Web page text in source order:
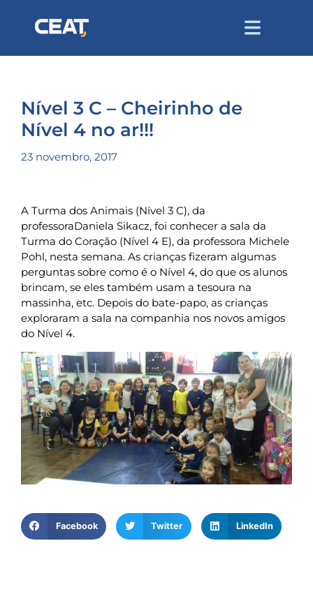
Nível 3 C – Cheirinho de
Nível 4 no ar!!!
23 novembro, 2017
A Turma dos Animais (Nível 3 C), da
professoraDaniela Sikacz, foi conhecer a sala da
Turma do Coração (Nível 4 E), da professora Michele
Pohl, nesta semana. As crianças fizeram algumas
perguntas sobre como é o Nível 4, do que os alunos
brincam, se eles também usam a tesoura na
massinha, etc. Depois do bate-papo, as crianças
exploraram a sala na companhia nos novos amigos
do Nível 4.
Facebook Twitter LinkedIn